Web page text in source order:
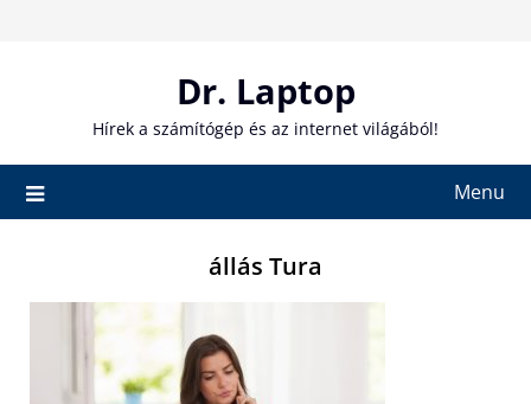
Dr. Laptop
Hírek a számítógép és az internet világából!
Menu
állás Tura